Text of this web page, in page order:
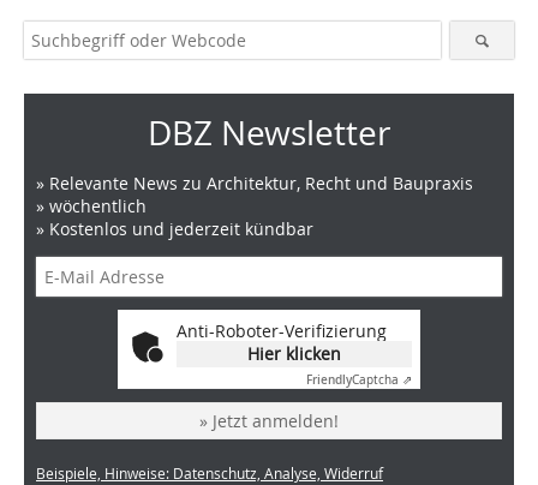
DBZ Newsletter
» Relevante News zu Architektur, Recht und Baupraxis
» wöchentlich
» Kostenlos und jederzeit kündbar
Anti-Roboter-Verifizierung
Hier klicken
FriendlyCaptcha ⇗
» Jetzt anmelden!
Beispiele, Hinweise: Datenschutz, Analyse, Widerruf